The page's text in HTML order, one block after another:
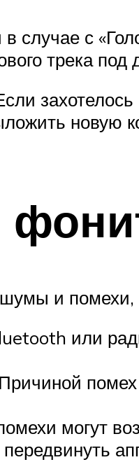
случае с
трека под
новую
и помехи,
или
могут